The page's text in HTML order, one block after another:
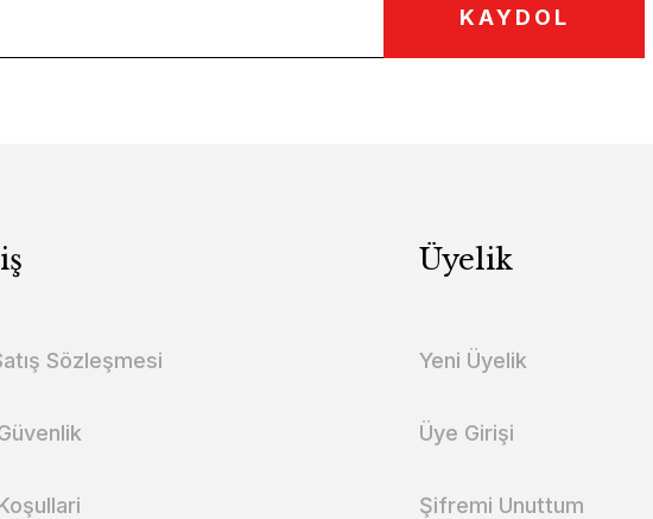
KAYDOL
Sözleşmesi
Üyelik
Yeni Üyelik
Üye Girişi
Şifremi Unuttum